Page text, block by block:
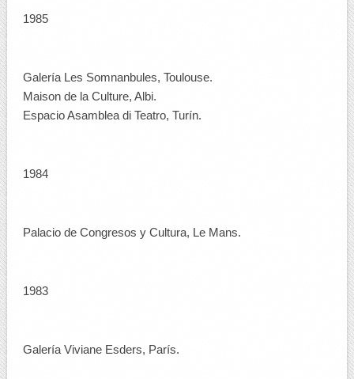
1985
Galería Les Somnanbules, Toulouse.
Maison de la Culture, Albi.
Espacio Asamblea di Teatro, Turín.
1984
Palacio de Congresos y Cultura, Le Mans.
1983
Galería Viviane Esders, París.